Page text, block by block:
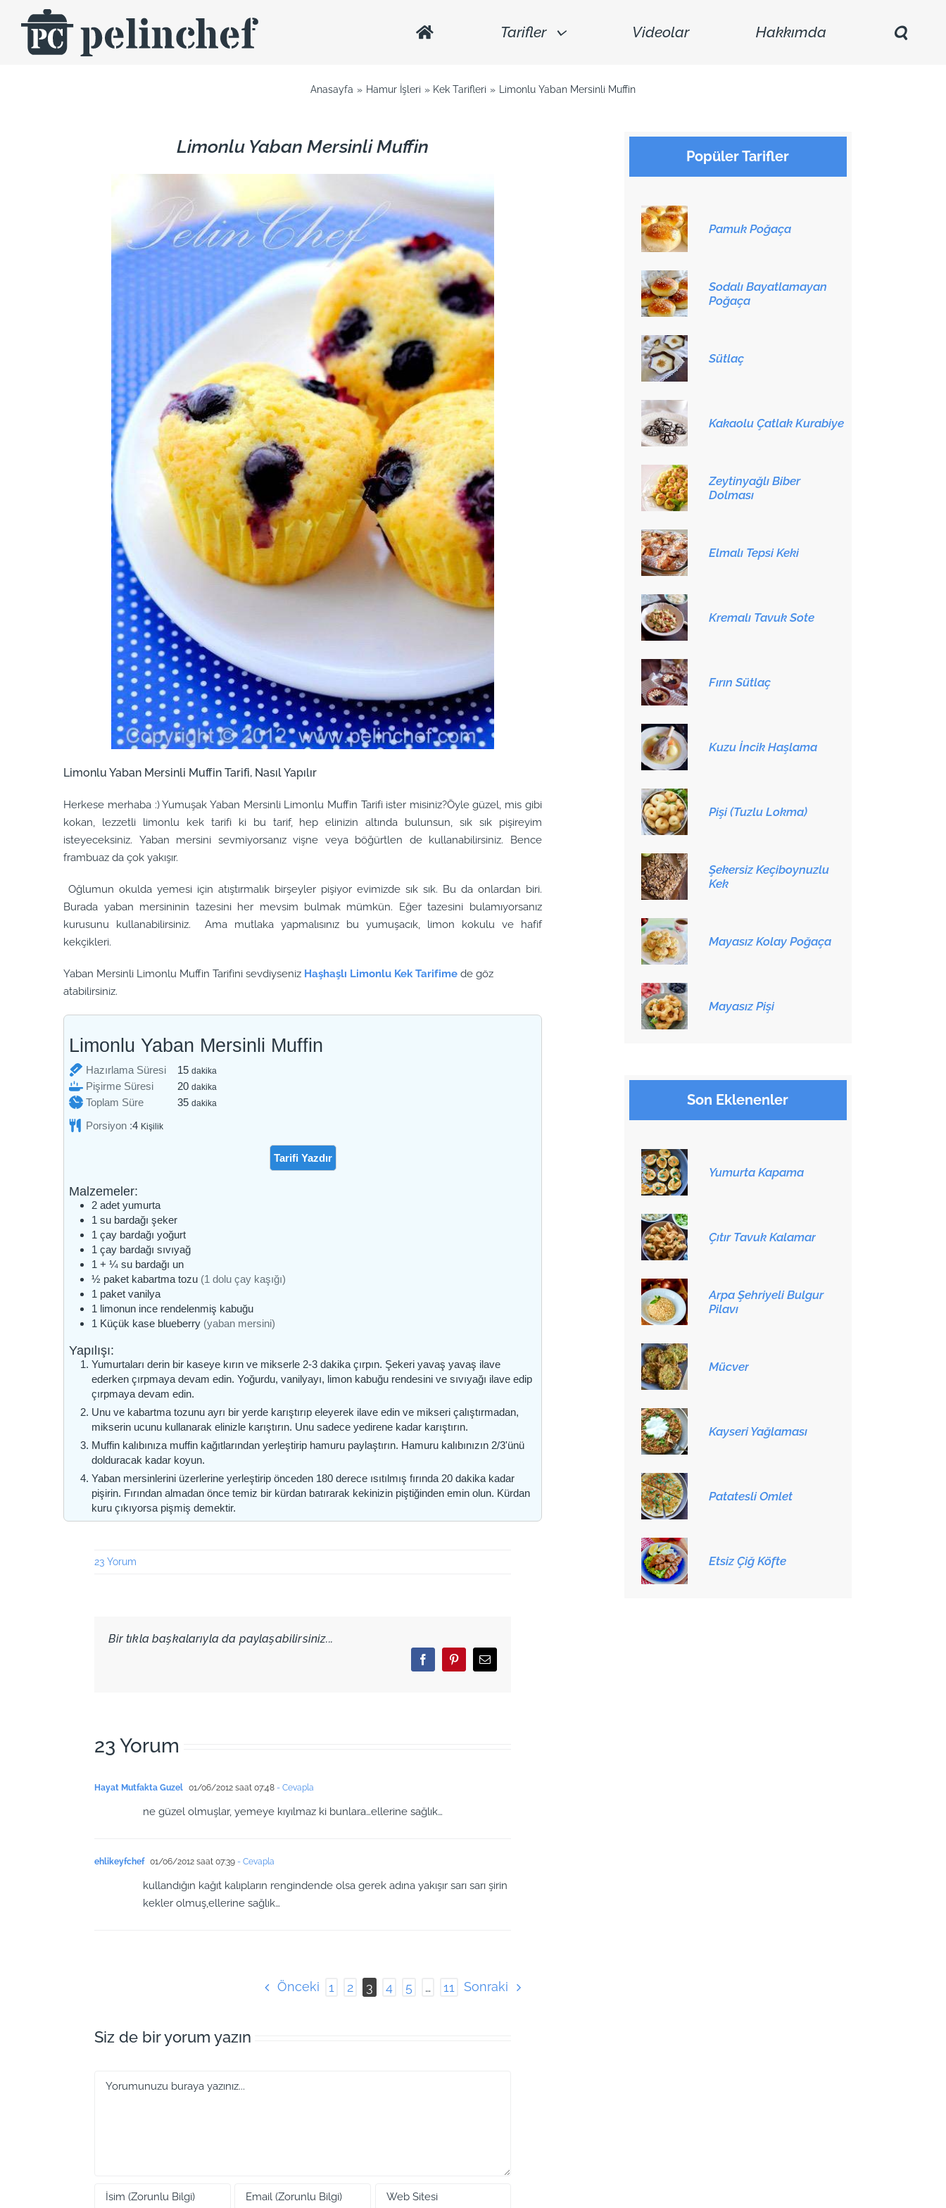
content
Tarifler Videolar Hakkımda
Anasayfa Hamur İşleri Kek Tarifleri Limonlu Yaban Mersinli Muffin
Limonlu Yaban Mersinli Muffin
Limonlu Yaban Mersinli Muffin Tarifi, Nasıl Yapılır
Herkese merhaba :) Yumuşak Yaban Mersinli Limonlu Muffin Tarifi ister misiniz?Öyle güzel, mis gibi
kokan, lezzetli limonlu kek tarifi ki bu tarif, hep elinizin altında bulunsun, sık sık pişireyim
isteyeceksiniz. Yaban mersini sevmiyorsanız vişne veya böğürtlen de kullanabilirsiniz. Bence
frambuaz da çok yakışır.
Oğlumun okulda yemesi için atıştırmalık birşeyler pişiyor evimizde sık sık. Bu da onlardan biri.
Burada yaban mersininin tazesini her mevsim bulmak mümkün. Eğer tazesini bulamıyorsanız
kurusunu kullanabilirsiniz. Ama mutlaka yapmalısınız bu yumuşacık, limon kokulu ve hafif
kekçikleri.
Yaban Mersinli Limonlu Muffin Tarifini sevdiyseniz Haşhaşlı Limonlu Kek Tarifime de göz
atabilirsiniz.
Limonlu Yaban Mersinli Muffin
Hazırlama Süresi 15dakika
dakika
Pişirme Süresi 20dakika
dakika
Toplam Süre 35dakika
dakika
Porsiyon :4 Kişilik
Tarifi Yazdır
Malzemeler:
2 adet yumurta
1 su bardağı şeker
1 çay bardağı yoğurt
1 çay bardağı sıvıyağ
1 + ¼su bardağı un
½ paket kabartma tozu (1 dolu çay kaşığı)
1 paket vanilya
1 limonun ince rendelenmiş kabuğu
1 Küçük kase blueberry (yaban mersini)
Yapılışı:
Yumurtaları derin bir kaseye kırın ve mikserle 2-3 dakika çırpın. Şekeri yavaş yavaş ilave
ederken çırpmaya devam edin. Yoğurdu, vanilyayı, limon kabuğu rendesini ve sıvıyağı ilave edip
çırpmaya devam edin.
Unu ve kabartma tozunu ayrı bir yerde karıştırıp eleyerek ilave edin ve mikseri çalıştırmadan,
mikserin ucunu kullanarak elinizle karıştırın. Unu sadece yedirene kadar karıştırın.
Muffin kalıbınıza muffin kağıtlarından yerleştirip hamuru paylaştırın. Hamuru kalıbınızın 2/3'ünü
dolduracak kadar koyun.
Yaban mersinlerini üzerlerine yerleştirip önceden 180 derece ısıtılmış fırında 20 dakika kadar
pişirin. Fırından almadan önce temiz bir kürdan batırarak kekinizin piştiğinden emin olun. Kürdan
kuru çıkıyorsa pişmiş demektir.
23 Yorum
Bir tıkla başkalarıyla da paylaşabilirsiniz...
FacebookPinterestEmail
23 Yorum
Hayat Mutfakta Guzel 01/06/2012 saat 07:48 - Cevapla
ne güzel olmuşlar, yemeye kıyılmaz ki bunlara…ellerine sağlık…
ehlikeyfchef 01/06/2012 saat 07:39 - Cevapla
kullandığın kağıt kalıpların rengindende olsa gerek adına yakışır sarı sarı şirin
kekler olmuş,ellerine sağlık…
Önceki 1 2 3 4 5 … 11 Sonraki
Siz de bir yorum yazın
Popüler Tarifler
Pamuk Poğaça
Sodalı Bayatlamayan
Poğaça
Sütlaç
Kakaolu Çatlak Kurabiye
Zeytinyağlı Biber
Dolması
Elmalı Tepsi Keki
Kremalı Tavuk Sote
Fırın Sütlaç
Kuzu İncik Haşlama
Pişi (Tuzlu Lokma)
Şekersiz Keçiboynuzlu
Kek
Mayasız Kolay Poğaça
Mayasız Pişi
Son Eklenenler
Yumurta Kapama
Çıtır Tavuk Kalamar
Arpa Şehriyeli Bulgur
Pilavı
Mücver
Kayseri Yağlaması
Patatesli Omlet
Etsiz Çiğ Köfte